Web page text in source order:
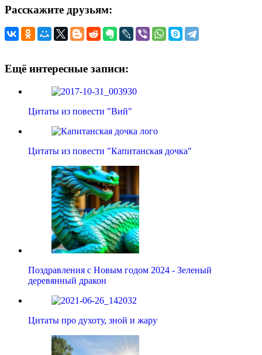
Расскажите друзьям:
Ещё интересные записи:
Цитаты из повести "Вий"
Цитаты из повести "Капитанская дочка"
Поздравления с Новым годом 2024 - Зеленый
деревянный дракон
Цитаты про духоту, зной и жару